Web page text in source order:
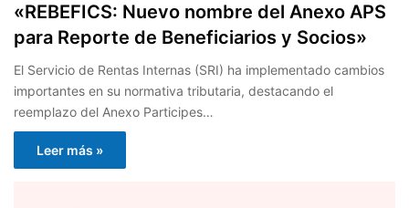
«REBEFICS: Nuevo nombre del Anexo APS
para Reporte de Beneficiarios y Socios»
El Servicio de Rentas Internas (SRI) ha implementado cambios
importantes en su normativa tributaria, destacando el
reemplazo del Anexo Participes…
Leer más »